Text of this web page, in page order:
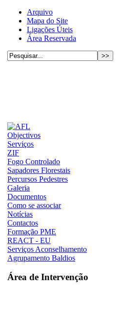
Arquivo
Mapa do Site
Ligações Úteis
Área Reservada
Objectivos
Serviços
ZIF
Fogo Controlado
Sapadores Florestais
Percursos Pedestres
Galeria
Documentos
Como se associar
Notícias
Contactos
Formação PME
REACT - EU
Serviços Aconselhamento
Agrupamento Baldios
Área de Intervenção